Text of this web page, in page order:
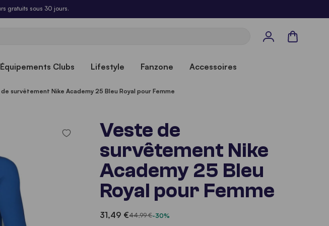
gratuits sous 30 jours.
Panier
Équipements Clubs Lifestyle Fanzone Accessoires
survêtement Nike Academy 25 Bleu Royal pour Femme
Veste de
survêtement Nike
Academy 25 Bleu
Royal pour Femme
31,49 €44,99 €-30%